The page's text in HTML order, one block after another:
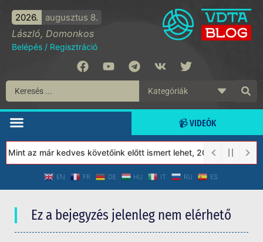
2026. augusztus 8.
László, Domonkos
Belépés / Regisztráció
📹 VIDEÓK
az már kedves követőink előtt ismert lehet, 2023-tól a
EN FR DE HU IT RU ES
Ez a bejegyzés jelenleg nem elérhető